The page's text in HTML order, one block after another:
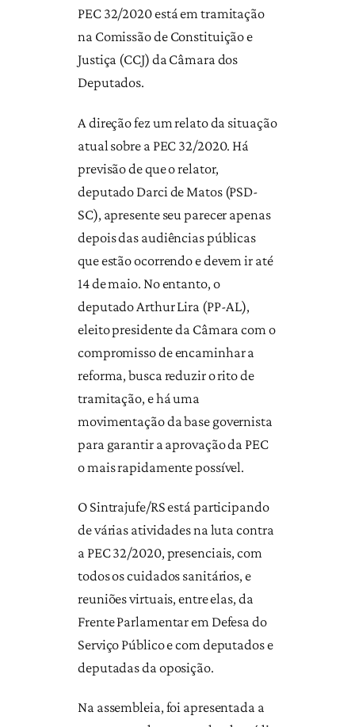
PEC 32/2020 está em tramitação
na Comissão de Constituição e
Justiça (CCJ) da Câmara dos
Deputados.
A direção fez um relato da situação
atual sobre a PEC 32/2020. Há
previsão de que o relator,
deputado Darci de Matos (PSD-
SC), apresente seu parecer apenas
depois das audiências públicas
que estão ocorrendo e devem ir até
14 de maio. No entanto, o
deputado Arthur Lira (PP-AL),
eleito presidente da Câmara com o
compromisso de encaminhar a
reforma, busca reduzir o rito de
tramitação, e há uma
movimentação da base governista
para garantir a aprovação da PEC
o mais rapidamente possível.
O Sintrajufe/RS está participando
de várias atividades na luta contra
a PEC 32/2020, presenciais, com
todos os cuidados sanitários, e
reuniões virtuais, entre elas, da
Frente Parlamentar em Defesa do
Serviço Público e com deputados e
deputadas da oposição.
Na assembleia, foi apresentada a